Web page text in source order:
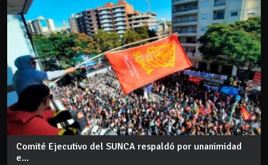
Comité Ejecutivo del SUNCA respaldó por unanimidad
e...